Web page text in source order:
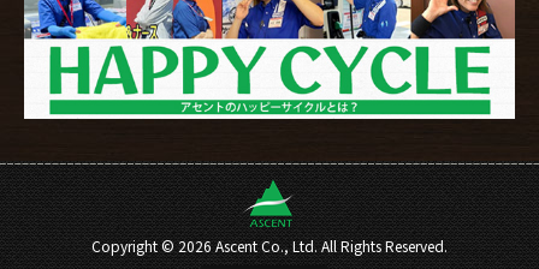
Copyright ©2026 Ascent Co., Ltd. All Rights Reserved.